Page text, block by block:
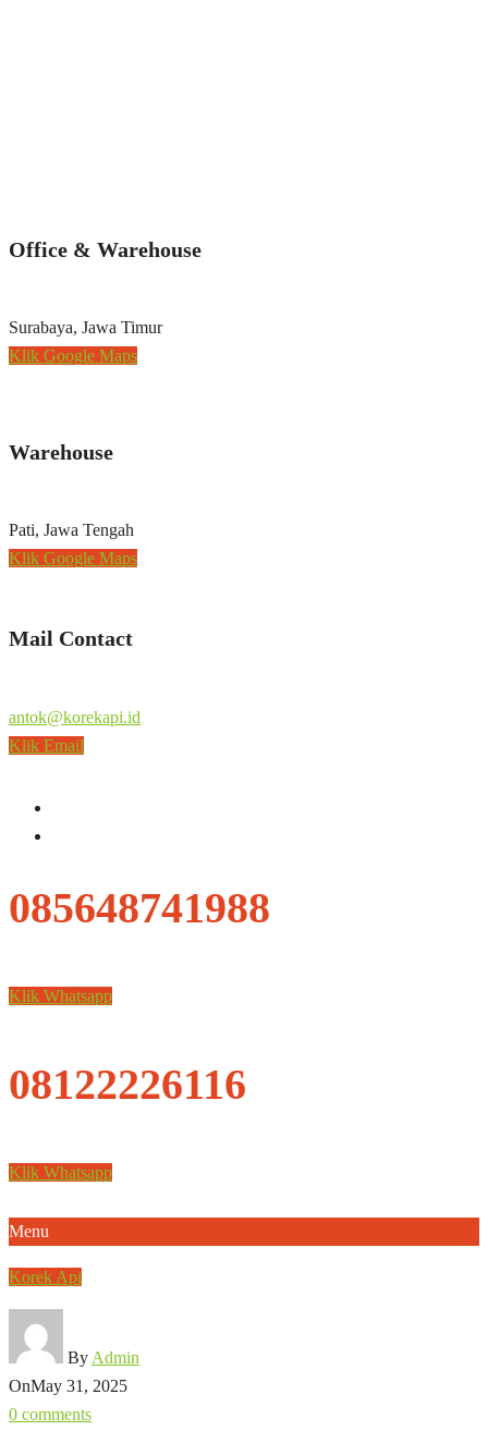
Office & Warehouse
Surabaya, Jawa Timur
Klik Google Maps
Warehouse
Pati, Jawa Tengah
Klik Google Maps
Mail Contact
antok@korekapi.id
Klik Email
085648741988
Klik Whatsapp
08122226116
Klik Whatsapp
Menu
Korek Api
By Admin
OnMay 31, 2025
0 comments